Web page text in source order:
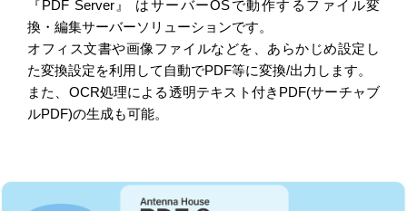
『PDF Server』 はサーバーOSで動作するファイル変
換・編集サーバーソリューションです。
オフィス文書や画像ファイルなどを、あらかじめ設定し
た変換設定を利用して自動でPDF等に変換/出力します。
また、OCR処理による透明テキスト付きPDF(サーチャブ
ルPDF)の生成も可能。